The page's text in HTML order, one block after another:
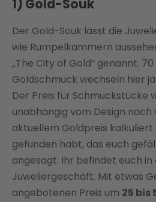
1) Gold-Souk
Der Gold-Souk lässt die
wie Rumpelkammern
„The City of Gold“ genannt.
Goldschmuck wechseln hier
Der Preis für Schmuckstücke
unabhängig vom Design nach
aktuellem Goldpreis
gefunden habt, das euch
angesagt. Ihr befindet euch in
Juweliergeschäft. Mit etwas
angebotenen Preis um 25 bis